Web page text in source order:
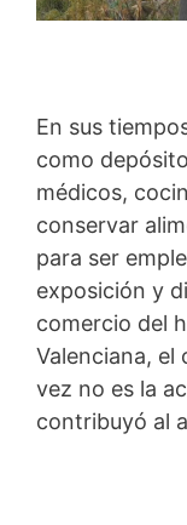
En sus
como
médicos,
conservar
para ser
exposición y
comercio del
Valenciana, el
vez no es la
contribuyó al